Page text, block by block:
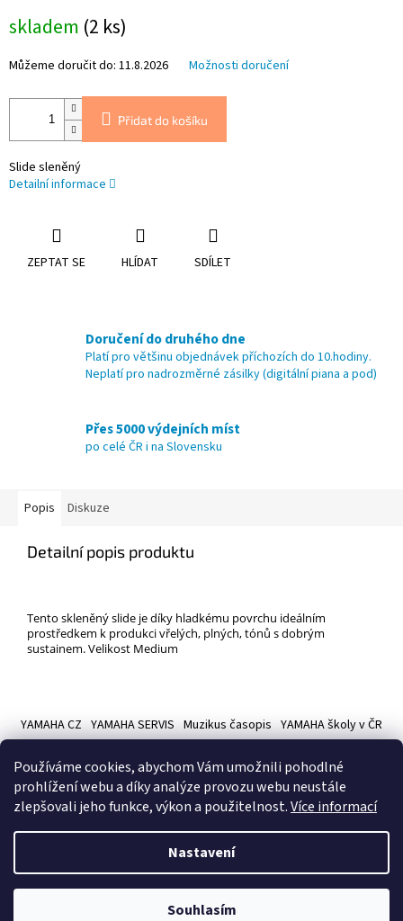
Používáme cookies, abychom Vám umožnili pohodlné
prohlížení webu a díky analýze provozu webu neustále
zlepšovali jeho funkce, výkon a použitelnost.Více informací
Nastavení
Souhlasím
cena:
skladem (2 ks)
Můžeme doručit do: 11.8.2026 Možnosti doručení
Přidat do košíku
Slide sleněný
Detailní informace
ZEPTAT SE HLÍDAT SDÍLET
Doručení do druhého dne
Platí pro většinu objednávek příchozích do 10.hodiny.
Neplatí pro nadrozměrné zásilky (digitální piana a pod)
Přes 5000 výdejních míst
po celé ČR i na Slovensku
Popis Diskuze
Detailní popis produktu
Tento skleněný slide je díky hladkému povrchu ideálním
prostředkem k produkci vřelých, plných, tónů s dobrým
sustainem. Velikost Medium
p
YAMAHA CZ YAMAHA SERVIS Muzikus časopis YAMAHA školy v ČR
Copyright 2026Hudební nástroje YAMAMUSIC. Všechna práva
vyhrazena.